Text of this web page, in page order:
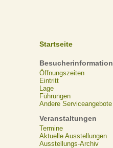
Startseite
Besucherinformation
Öffnungszeiten
Eintritt
Lage
Führungen
Andere Serviceangebote
Veranstaltungen
Termine
Aktuelle Ausstellungen
Ausstellungs-Archiv